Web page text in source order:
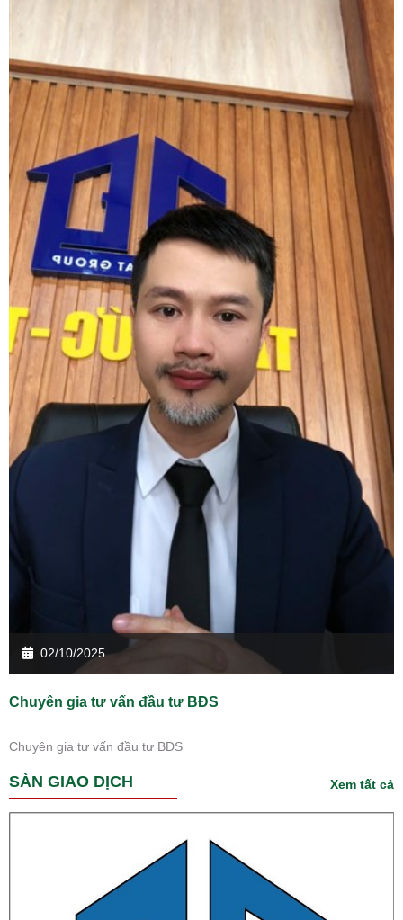
02/10/2025
Chuyên gia tư vấn đầu tư BĐS
Chuyên gia tư vấn đầu tư BĐS
SÀN GIAO DỊCH Xem tất cả